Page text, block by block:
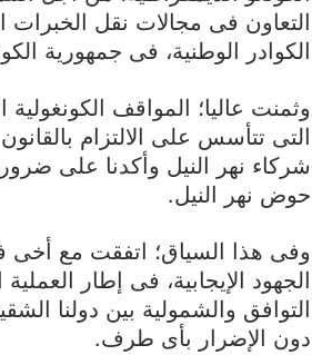
التعاون فى مجالات نقل الخبرات
الكوادر الوطنية، فى جمهورية
وثمنت عاليا؛ المواقف
التى تتأسس على الالتزام
شركاء نهر النيل وأكدنا على
حوض نهر النيل.
وفى هذا السياق؛ اتفقت مع
الجهود الإيجابية، فى إطار
التوافق والشمولية بين دولنا
دون الإضرار بأى طرف.